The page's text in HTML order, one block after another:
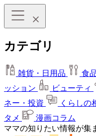
カテゴリ
雑貨・日用品 食
ッション
ビューティ
ネー・投資
くらしの
タメ
漫画コラム
ママの知りたい情報が集